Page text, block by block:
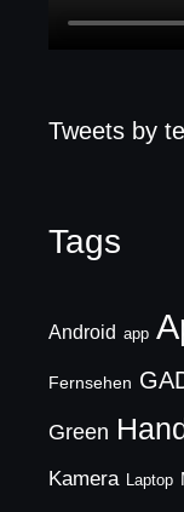
Tweets by
Tags
Android app
Fernsehen
Green
Kamera Laptop